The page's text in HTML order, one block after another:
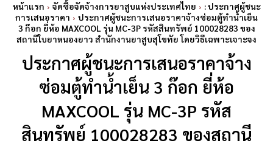
หน้าแรก จัดซื้อจัดจ้างการยาสูบแห่งประเทศไทย
: ประกาศผู้ชนะ
การเสนอราคา
ประกาศผู้ชนะการเสนอราคาจ้างซ่อมตู้ทำน้ำเย็น
3 ก๊อก ยี่ห้อ MAXCOOL รุ่น MC-3P รหัสสินทรัพย์ 100028283 ของ
สถานีใบยาหนองยาว สำนักงานยาสูบสุโขทัย โดยวิธีเฉพาะเจาะจง
ประกาศผู้ชนะการเสนอราคาจ้าง
ซ่อมตู้ทำน้ำเย็น 3 ก๊อก ยี่ห้อ
MAXCOOL รุ่น MC-3P รหัส
สินทรัพย์ 100028283 ของสถานี